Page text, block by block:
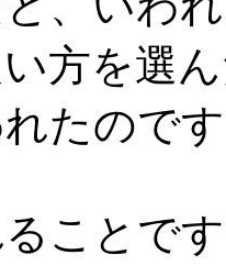
い方を選
たので
ことで